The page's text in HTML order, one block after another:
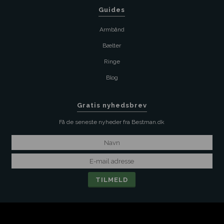
Guides
Armbånd
Bælter
Ringe
Blog
Gratis nyhedsbrev
Få de seneste nyheder fra Bestman.dk